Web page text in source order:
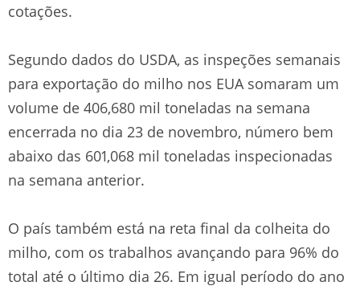
cotações.
Segundo dados do USDA, as inspeções semanais
para exportação do milho nos EUA somaram um
volume de 406,680 mil toneladas na semana
encerrada no dia 23 de novembro, número bem
abaixo das 601,068 mil toneladas inspecionadas
na semana anterior.
O país também está na reta final da colheita do
milho, com os trabalhos avançando para 96% do
total até o último dia 26. Em igual período do ano